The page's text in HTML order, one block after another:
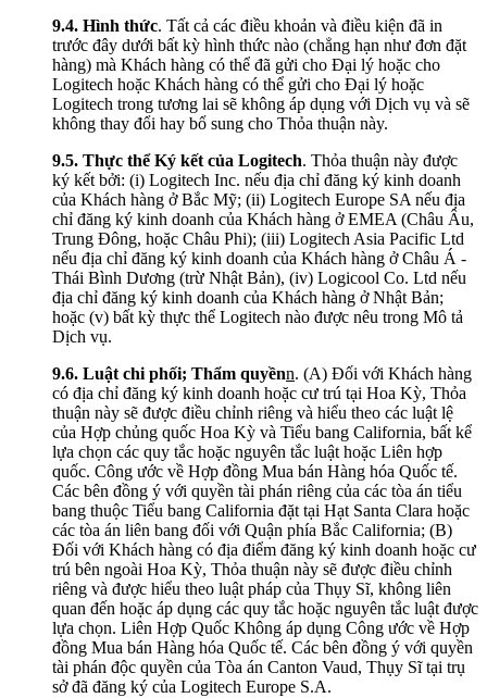
9.4. Hình thức. Tất cả các điều khoản và điều kiện đã in
trước đây dưới bất kỳ hình thức nào (chẳng hạn như đơn đặt
hàng) mà Khách hàng có thể đã gửi cho Đại lý hoặc cho
Logitech hoặc Khách hàng có thể gửi cho Đại lý hoặc
Logitech trong tương lai sẽ không áp dụng với Dịch vụ và sẽ
không thay đổi hay bổ sung cho Thỏa thuận này.
9.5. Thực thể Ký kết của Logitech. Thỏa thuận này được
ký kết bởi: (i) Logitech Inc. nếu địa chỉ đăng ký kinh doanh
của Khách hàng ở Bắc Mỹ; (ii) Logitech Europe SA nếu địa
chỉ đăng ký kinh doanh của Khách hàng ở EMEA (Châu Âu,
Trung Đông, hoặc Châu Phi); (iii) Logitech Asia Pacific Ltd
nếu địa chỉ đăng ký kinh doanh của Khách hàng ở Châu Á -
Thái Bình Dương (trừ Nhật Bản), (iv) Logicool Co. Ltd nếu
địa chỉ đăng ký kinh doanh của Khách hàng ở Nhật Bản;
hoặc (v) bất kỳ thực thể Logitech nào được nêu trong Mô tả
Dịch vụ.
9.6. Luật chi phối; Thẩm quyềnn. (A) Đối với Khách hàng
có địa chỉ đăng ký kinh doanh hoặc cư trú tại Hoa Kỳ, Thỏa
thuận này sẽ được điều chỉnh riêng và hiểu theo các luật lệ
của Hợp chủng quốc Hoa Kỳ và Tiểu bang California, bất kể
lựa chọn các quy tắc hoặc nguyên tắc luật hoặc Liên hợp
quốc. Công ước về Hợp đồng Mua bán Hàng hóa Quốc tế.
Các bên đồng ý với quyền tài phán riêng của các tòa án tiểu
bang thuộc Tiểu bang California đặt tại Hạt Santa Clara hoặc
các tòa án liên bang đối với Quận phía Bắc California; (B)
Đối với Khách hàng có địa điểm đăng ký kinh doanh hoặc cư
trú bên ngoài Hoa Kỳ, Thỏa thuận này sẽ được điều chỉnh
riêng và được hiểu theo luật pháp của Thụy Sĩ, không liên
quan đến hoặc áp dụng các quy tắc hoặc nguyên tắc luật được
lựa chọn. Liên Hợp Quốc Không áp dụng Công ước về Hợp
đồng Mua bán Hàng hóa Quốc tế. Các bên đồng ý với quyền
tài phán độc quyền của Tòa án Canton Vaud, Thụy Sĩ tại trụ
sở đã đăng ký của Logitech Europe S.A.